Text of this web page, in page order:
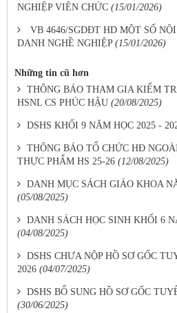
NGHIỆP VIÊN CHỨC (15/01/2026)
VB 4646/SGDĐT HD MỘT SỐ
DANH NGHỀ NGHIỆP (15/01/2026)
Những tin cũ hơn
THÔNG BÁO THAM GIA KIỂM
HSNL CS PHÚC HẬU (20/08/2025)
DSHS KHỐI 9 NĂM HỌC 2025 -
THÔNG BÁO TỔ CHỨC HĐ
THỰC PHẨM HS 25-26 (12/08/2025)
DANH MỤC SÁCH GIÁO KHOA
(05/08/2025)
DANH SÁCH HỌC SINH KHỐI 6
(04/08/2025)
DSHS CHƯA NỘP HỒ SƠ GỐC
2026 (04/07/2025)
DSHS BỔ SUNG HỒ SƠ GỐC
(30/06/2025)